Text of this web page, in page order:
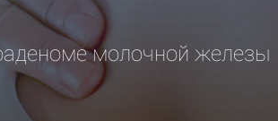
молочной железы